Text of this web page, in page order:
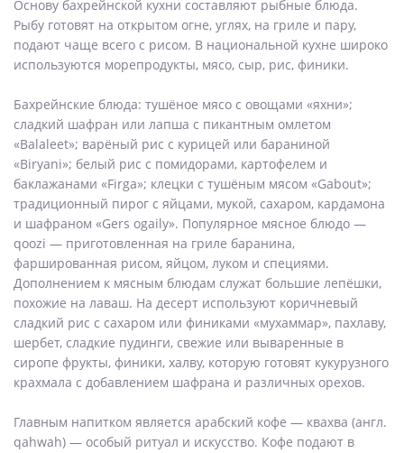
Основу бахрейнской кухни составляют рыбные блюда.
Рыбу готовят на открытом огне, углях, на гриле и пару,
подают чаще всего с рисом. В национальной кухне широко
используются морепродукты, мясо, сыр, рис, финики.
Бахрейнские блюда: тушёное мясо с овощами «яхни»;
сладкий шафран или лапша с пикантным омлетом
«Balaleet»; варёный рис с курицей или бараниной
«Biryani»; белый рис с помидорами, картофелем и
баклажанами «Firga»; клецки с тушёным мясом «Gabout»;
традиционный пирог с яйцами, мукой, сахаром, кардамона
и шафраном «Gers ogaily». Популярное мясное блюдо —
qoozi — приготовленная на гриле баранина,
фаршированная рисом, яйцом, луком и специями.
Дополнением к мясным блюдам служат большие лепёшки,
похожие на лаваш. На десерт используют коричневый
сладкий рис с сахаром или финиками «мухаммар», пахлаву,
шербет, сладкие пудинги, свежие или вываренные в
сиропе фрукты, финики, халву, которую готовят кукурузного
крахмала с добавлением шафрана и различных орехов.
Главным напитком является арабский кофе — квахва (англ.
qahwah) — особый ритуал и искусство. Кофе подают в